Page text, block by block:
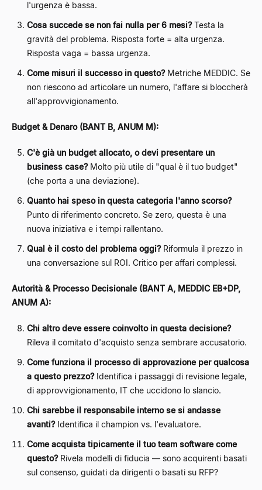
l'urgenza è bassa.
Cosa succede se non fai nulla per 6 mesi?Testa la
gravità del problema. Risposta forte = alta urgenza.
Risposta vaga = bassa urgenza.
Come misuri il successo in questo?Metriche MEDDIC. Se
non riescono ad articolare un numero, l'affare si bloccherà
all'approvvigionamento.
Budget & Denaro (BANT B, ANUM M):
C'è già un budget allocato, o devi presentare un
business case?Molto più utile di "qual è il tuo budget"
(che porta a una deviazione).
Quanto hai speso in questa categoria l'anno scorso?
Punto di riferimento concreto. Se zero, questa è una
nuova iniziativa e i tempi rallentano.
Qual è il costo del problema oggi?Riformula il prezzo in
una conversazione sul ROI. Critico per affari complessi.
Autorità & Processo Decisionale (BANT A, MEDDIC EB+DP,
ANUM A):
Chi altro deve essere coinvolto in questa decisione?
Rileva il comitato d'acquisto senza sembrare accusatorio.
Come funziona il processo di approvazione per qualcosa
a questo prezzo?Identifica i passaggi di revisione legale,
di approvvigionamento, IT che uccidono lo slancio.
Chi sarebbe il responsabile interno se si andasse
avanti?Identifica il champion vs. l'evaluatore.
Come acquista tipicamente il tuo team software come
questo?Rivela modelli di fiducia — sono acquirenti basati
sul consenso, guidati da dirigenti o basati su RFP?